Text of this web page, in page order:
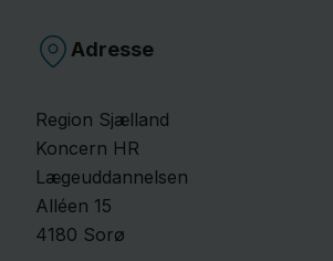
Adresse
Region Sjælland
Koncern HR
Lægeuddannelsen
Alléen 15
4180 Sorø